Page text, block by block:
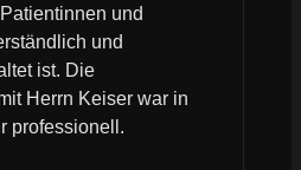
und
und
ist. Die
Herrn Keiser war in
professionell.